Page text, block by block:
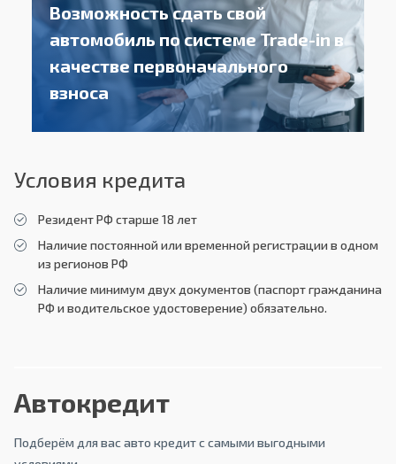
Возможность сдать свой
автомобиль по системе Trade-in в
качестве первоначального
взноса
Условия кредита
Резидент РФ старше 18 лет
Наличие постоянной или временной регистрации в одном
из регионов РФ
Наличие минимум двух документов (паспорт гражданина
РФ и водительское удостоверение) обязательно.
Автокредит
Подберём для вас авто кредит с самыми выгодными